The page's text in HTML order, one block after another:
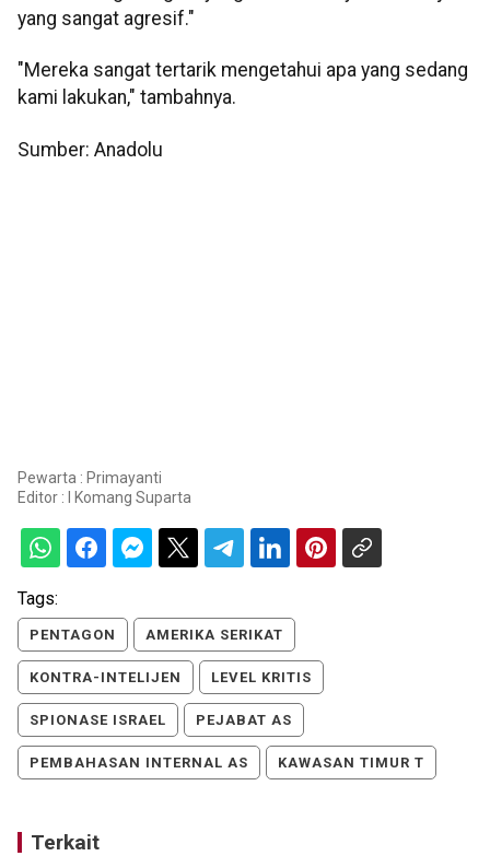
yang sangat agresif."
"Mereka sangat tertarik mengetahui apa yang sedang
kami lakukan," tambahnya.
Sumber: Anadolu
Pewarta : Primayanti
Editor : I Komang Suparta
Tags:
PENTAGON AMERIKA SERIKAT
KONTRA-INTELIJEN LEVEL KRITIS
SPIONASE ISRAEL PEJABAT AS
PEMBAHASAN INTERNAL AS KAWASAN TIMUR T
Terkait